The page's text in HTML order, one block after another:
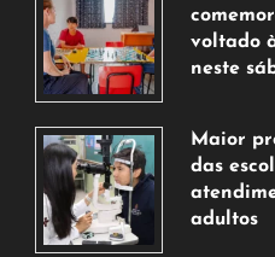
voltado
neste
de
agosto
de
2026
Maior
das
adultos